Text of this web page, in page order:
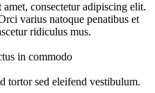
consectetur adipiscing elit.
varius natoque penatibus et
ridiculus mus.
in commodo
tortor sed eleifend vestibulum.